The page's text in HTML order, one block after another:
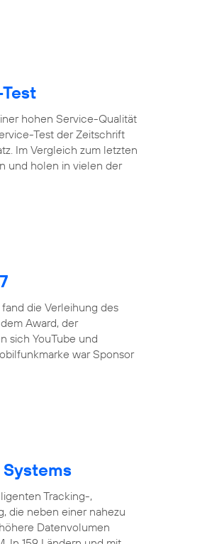
hohen Service-Qualität
Test der Zeitschrift
Im Vergleich zum letzten
und holen in vielen der
die Verleihung des
Award, der
sich YouTube und
war Sponsor
Tracking-,
die neben einer nahezu
Datenvolumen